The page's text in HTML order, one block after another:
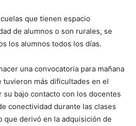
que tienen espacio
de alumnos o son rurales, se
los alumnos todos los días.
una convocatoria para mañana
tuvieron más dificultades en el
bajo contacto con los docentes
conectividad durante las clases
que derivó en la adquisición de